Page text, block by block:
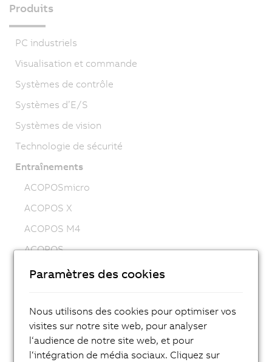
Produits
PC industriels
Visualisation et commande
Systèmes de contrôle
Systèmes d’E/S
Systèmes de vision
Technologie de sécurité
Entraînements
ACOPOSmicro
ACOPOS X
ACOPOS M4
ACOPOS
ACOPOS P3
ACOPOSremote
ACOPOSmotor
Variable frequency drives (VFD)
Paramètres des cookies
Nous utilisons des cookies pour optimiser vos
visites sur notre site web, pour analyser
l‘audience de notre site web, et pour
l‘intégration de média sociaux. Cliquez sur